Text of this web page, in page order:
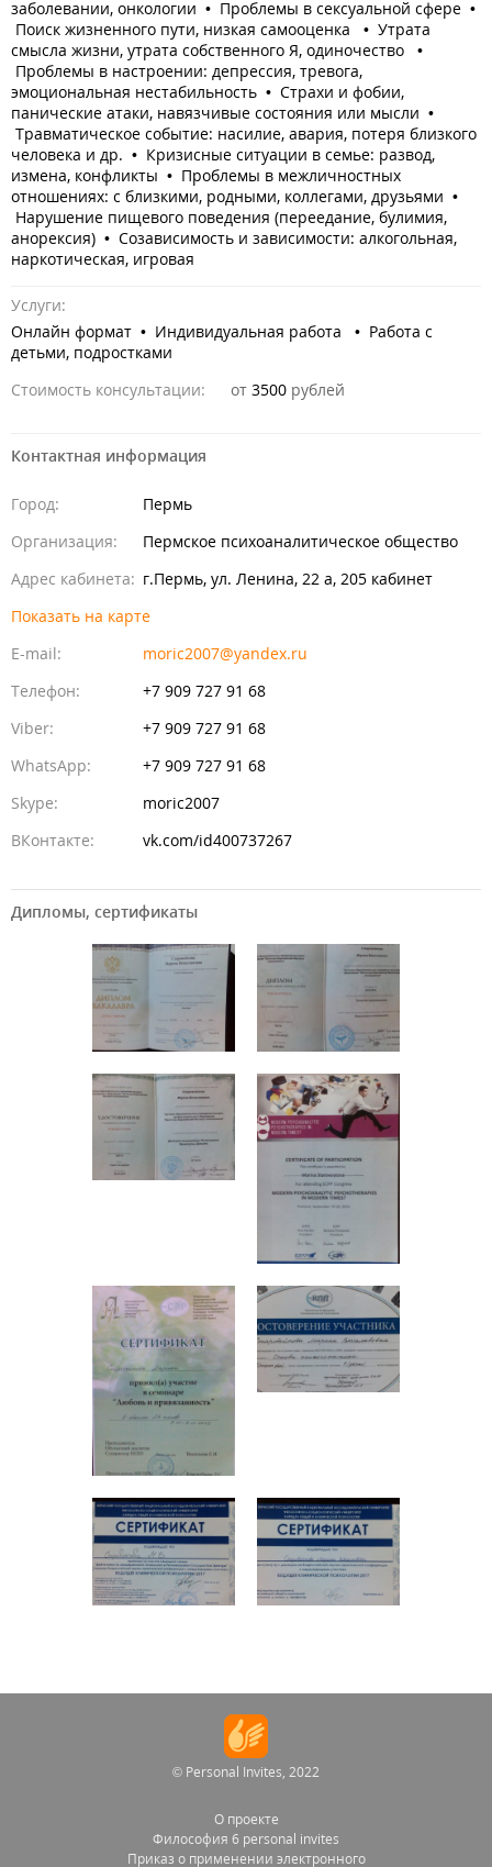
заболевании, онкологии • Проблемы в сексуальной сфере •
Поиск жизненного пути, низкая самооценка • Утрата
смысла жизни, утрата собственного Я, одиночество •
Проблемы в настроении: депрессия, тревога,
эмоциональная нестабильность • Страхи и фобии,
панические атаки, навязчивые состояния или мысли •
Травматическое событие: насилие, авария, потеря близкого
человека и др. • Кризисные ситуации в семье: развод,
измена, конфликты • Проблемы в межличностных
отношениях: с близкими, родными, коллегами, друзьями •
Нарушение пищевого поведения (переедание, булимия,
анорексия) • Созависимость и зависимости: алкогольная,
наркотическая, игровая
Услуги:
Онлайн формат • Индивидуальная работа • Работа с
детьми, подростками
Стоимость консультации:
от 3500 рублей
Контактная информация
Город:
Пермь
Организация:
Пермское психоаналитическое общество
Адрес кабинета: г.Пермь, ул. Ленина, 22 а, 205 кабинет
Показать на карте
Идет загрузка...
E-mail:
moric2007@yandex.ru
Телефон:
+7 909 727 91 68
Viber:
+7 909 727 91 68
WhatsApp:
+7 909 727 91 68
Skype:
moric2007
ВКонтакте:
vk.com/id400737267
Дипломы, сертификаты
© Personal Invites, 2022
О проекте
Философия 6 personal invites
Приказ о применении электронного